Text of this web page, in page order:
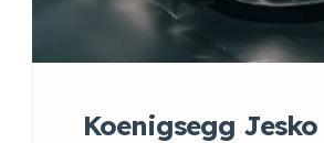
Koenigsegg Jesko